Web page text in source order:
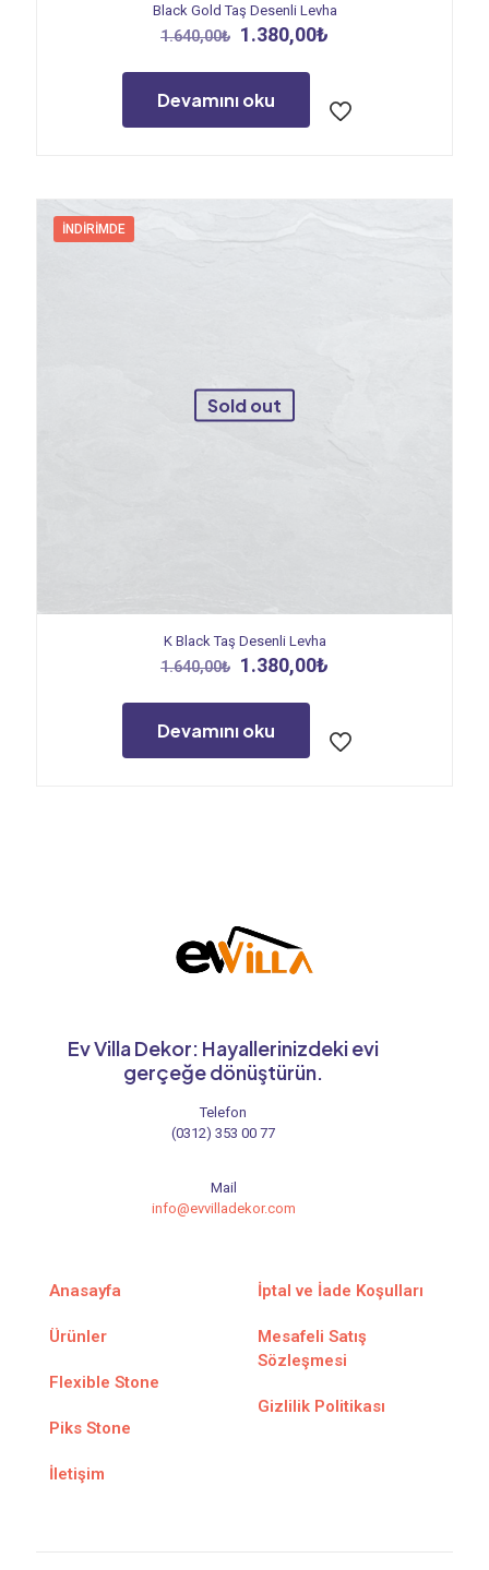
Black Gold Taş Desenli Levha
1.640,00₺ Orijinal
1.640,00₺.
1.380,00₺
Devamını oku
İNDIRIMDE
Sold out
K Black Taş Desenli Levha
1.640,00₺ Orijinal
1.640,00₺.
1.380,00₺
Devamını oku
Ev Villa Dekor: Hayallerinizdeki evi
gerçeğe dönüştürün.
Telefon
(0312) 353 00 77
Mail
info@evvilladekor.com
Anasayfa
Ürünler
Flexible Stone
Piks Stone
İletişim
İptal ve İade Koşulları
Mesafeli Satış
Sözleşmesi
Gizlilik Politikası